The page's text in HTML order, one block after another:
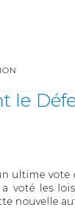
le
ultime vote
voté les
nouvelle